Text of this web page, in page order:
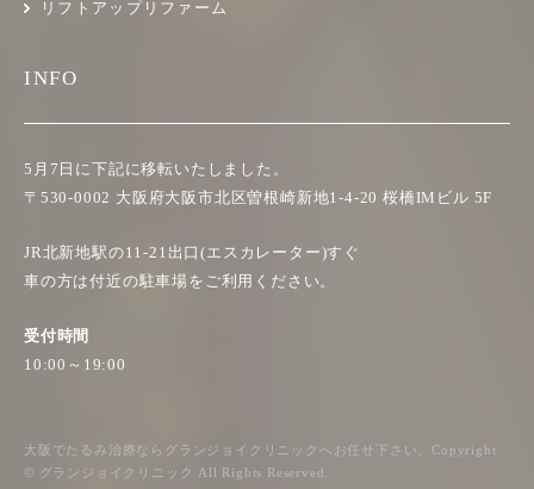
リフトアップリファーム
INFO
5月7日に下記に移転いたしました。
〒530-0002 大阪府大阪市北区曽根崎新地1-4-20 桜橋IMビル 5F
JR北新地駅の11-21出口(エスカレーター)すぐ
車の方は付近の駐車場をご利用ください。
受付時間
10:00～19:00
大阪でたるみ治療ならグランジョイクリニックへお任せ下さい。Copyright
© グランジョイクリニック All Rights Reserved.